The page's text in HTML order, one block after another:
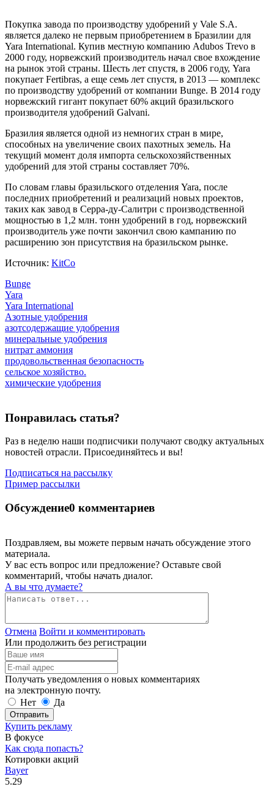
Покупка завода по производству удобрений у Vale S.A.
является далеко не первым приобретением в Бразилии для
Yara International. Купив местную компанию Adubos Trevo в
2000 году, норвежский производитель начал свое вхождение
на рынок этой страны. Шесть лет спустя, в 2006 году, Yara
покупает Fertibras, а еще семь лет спустя, в 2013 — комплекс
по производству удобрений от компании Bunge. В 2014 году
норвежский гигант покупает 60% акций бразильского
производителя удобрений Galvani.
Бразилия является одной из немногих стран в мире,
способных на увеличение своих пахотных земель. На
текущий момент доля импорта сельскохозяйственных
удобрений для этой страны составляет 70%.
По словам главы бразильского отделения Yara, после
последних приобретений и реализаций новых проектов,
таких как завод в Серра-ду-Салитри с производственной
мощностью в 1,2 млн. тонн удобрений в год, норвежский
производитель уже почти закончил свою кампанию по
расширению зон присутствия на бразильском рынке.
Источник: KitCo
Bunge
Yara
Yara International
Азотные удобрения
азотсодержащие удобрения
минеральные удобрения
нитрат аммония
продовольственная безопасность
сельское хозяйство.
химические удобрения
Понравилась статья?
Раз в неделю наши подписчики получают сводку актуальных
новостей отрасли. Присоединяйтесь и вы!
Подписаться на рассылку
Пример рассылки
Обсуждение0 комментариев
Поздравляем, вы можете первым начать обсуждение этого
материала.
У вас есть вопрос или предложение? Оставьте свой
комментарий, чтобы начать диалог.
А вы что думаете?
Отмена Войти и комментировать
Или продолжить без регистрации
Получать уведомления о новых комментариях
на электронную почту.
Нет
Да
Отправить
Купить рекламу
В фокусе
Как сюда попасть?
Котировки акций
Bayer
5.29